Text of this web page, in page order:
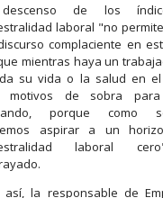
de los
laboral "no
complaciente en
mientras haya un
su vida o la salud en el
motivos de sobra
porque como
aspirar a un
laboral
así, la responsable de